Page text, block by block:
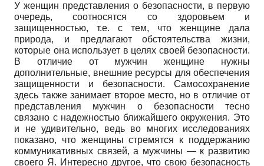
У женщин представления о безопасности, в первую
очередь, соотносятся со здоровьем и
защищенностью, т.е. с тем, что женщине дала
природа, и предлагают обстоятельства жизни,
которые она использует в целях своей безопасности.
В отличие от мужчин женщине нужны
дополнительные, внешние ресурсы для обеспечения
защищенности и безопасности. Самосохранение
здесь также занимает второе место, но в отличие от
представления мужчин о безопасности тесно
связано с надежностью ближайшего окружения. Это
и не удивительно, ведь во многих исследованиях
показано, что женщины стремятся к поддержанию
коммуникативных связей, а мужчины — к развитию
своего Я. Интересно другое, что свою безопасность